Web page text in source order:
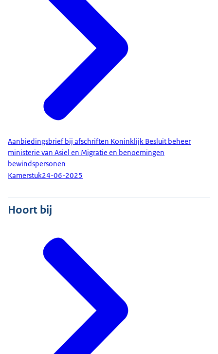
Aanbiedingsbrief bij afschriften Koninklijk Besluit beheer
ministerie van Asiel en Migratie en benoemingen
bewindspersonen
Kamerstuk24-06-2025
Hoort bij